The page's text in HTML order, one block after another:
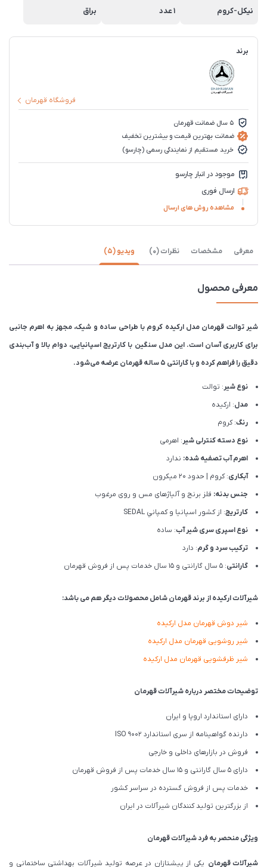
نیکل-کروم
1 عدد
براق
برند
فروشگاه قهرمان
5 سال ضمانت قهرمان
ضمانت بهترین قیمت و بیشترین تخفیف
خرید مستقیم از نمایندگی رسمی (چارسو)
موجود در انبار چارسو
ارسال فوری
مشاهده روش های ارسال
معرفی مشخصات نظرات (0) ویدیو (5)
معرفی محصول
شیر توالت قهرمان مدل ارکیده کروم با طراحی ساده و شیک، مجهز به اهرم جانبی
برای کاربری آسان است. این مدل سنگین با کارتریج اسپانیایی، دوام بالا و آب‌بندی
دقیق را فراهم کرده و با گارانتی 5 ساله قهرمان عرضه می‌شود.
نوع شیر: توالت
مدل: ارکیده
رنگ: کروم
نوع دسته کنترلی شیر: اهرمی
اهرم آب تصفیه شده: ندارد
آبکاری: کروم | حدود 20 میکرون
جنس بدنه: فلز برنج و آلیاژهای مس و روی مرغوب
کارتریج: از كشور اسپانيا و كمپاني SEDAL
نوع اسپری سری شیر آب: ساده
ترکیب سرد و گرم: دارد
گارانتی: 5 سال گارانتی و 15 سال خدمات پس از فروش قهرمان
شیرآلات ارکیده از برند قهرمان شامل محصولات دیگر هم می باشد:
شیر دوش قهرمان مدل ارکیده
شیر روشویی قهرمان مدل ارکیده
شیر ظرفشویی قهرمان مدل ارکیده
توضیحات مختصر درباره شیرآلات قهرمان
دارای استاندارد اروپا و ایران
دارنده گواهینامه از سری استاندارد ISO 9002
فروش در بازارهای داخلی و خارجی
دارای 5 سال گارانتی و 15 سال خدمات پس از فروش قهرمان
خدمات پس از فروش گسترده در سراسر کشور
از بزرگترین تولید کنندگان شیرآلات در ایران
ویژگی منحصر به فرد شیرآلات قهرمان
شیرآلات قهرمان یکی از پیشـتازان در عرصه تولید شیرآلات بهداشتی ساختمانی و